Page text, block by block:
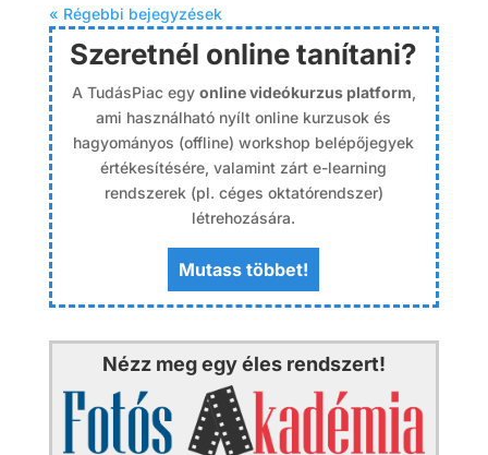
« Régebbi bejegyzések
Szeretnél online tanítani?
A TudásPiac egy online videókurzus platform,
ami használható nyílt online kurzusok és
hagyományos (offline) workshop belépőjegyek
értékesítésére, valamint zárt e-learning
rendszerek (pl. céges oktatórendszer)
létrehozására.
Mutass többet!
Nézz meg egy éles rendszert!